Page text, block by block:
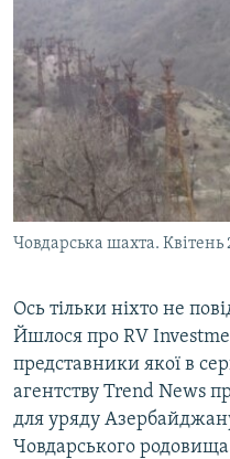
Човдарська шахта. Квітень
Ось тільки ніхто не
Йшлося про RV
представники якої в
агентству Trend News
для уряду
Човдарського